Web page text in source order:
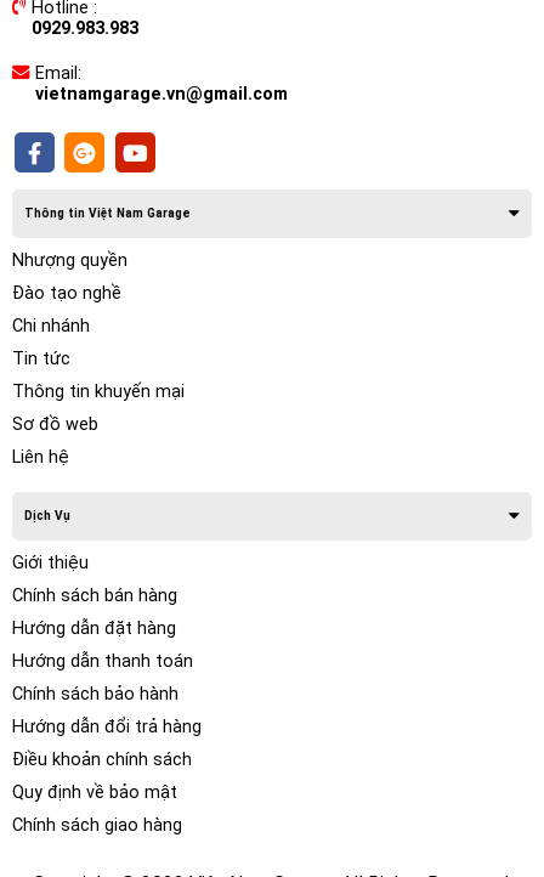
kích thước và hình dạng đã được thiết lập trước đó.
Quá trình cắt bằng máy vi tính giúp đảm bảo rằng film PPF
được cắt chính xác và phù hợp với từng bộ phận của chiếc
thợ dán và đảm bảo sự chính xác và đồng nhất trong quá
Hotline :
0929.983.983
Email:
vietnamgarage.vn@gmail.com
Thông tin Việt Nam Garage
Nhượng quyền
Đào tạo nghề
Chi nhánh
Tin tức
Thông tin khuyến mại
Sơ đồ web
Liên hệ
Dịch Vụ
Giới thiệu
Chính sách bán hàng
Hướng dẫn đặt hàng
Hướng dẫn thanh toán
Chính sách bảo hành
Hướng dẫn đổi trả hàng
Điều khoản chính sách
Quy định về bảo mật
Chính sách giao hàng